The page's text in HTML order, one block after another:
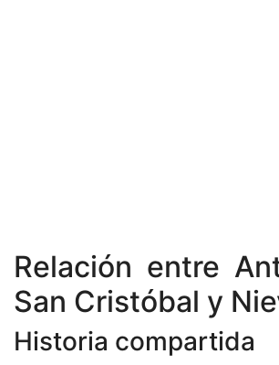
Relación entre
San Cristóbal y
Historia compartida